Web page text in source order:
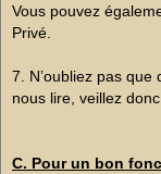
Vous pouvez
Privé.
7. N’oubliez pas
nous lire, veillez
C. Pour un bon